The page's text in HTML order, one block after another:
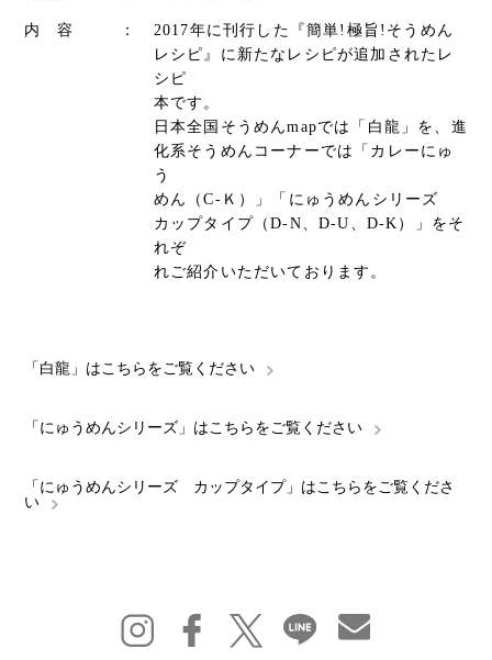
内 容 ： 2017年に刊行した『簡単!極旨!そうめん
レシピ』に新たなレシピが追加されたレ
シピ
本です。
日本全国そうめんmapでは「白龍」を、進
化系そうめんコーナーでは「カレーにゅ
う
めん（C-Ｋ）」「にゅうめんシリーズ
カップタイプ（D-N、D-U、D-K）」をそ
れぞ
れご紹介いただいております。
「白龍」はこちらをご覧ください
「にゅうめんシリーズ」はこちらをご覧ください
「にゅうめんシリーズ カップタイプ」はこちらをご覧くださ
い